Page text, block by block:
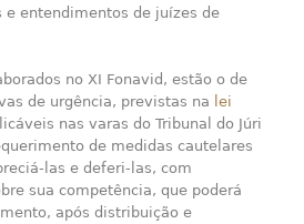
e entendimentos de juízes de
no XI Fonavid, estão o de
de urgência, previstas na lei
nas varas do Tribunal do Júri
de medidas cautelares
las e deferi-las, com
sua competência, que poderá
após distribuição e